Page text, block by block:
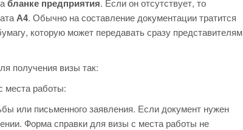
бланке предприятия. Если он отсутствует, то
А4. Обычно на составление документации тратится
которую может передавать сразу представителям
получения визы так:
места работы:
или письменного заявления. Если документ нужен
Форма справки для визы с места работы не